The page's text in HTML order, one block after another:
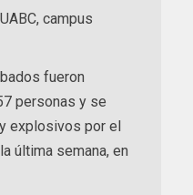
campus
fueron
personas y se
explosivos por el
última semana, en